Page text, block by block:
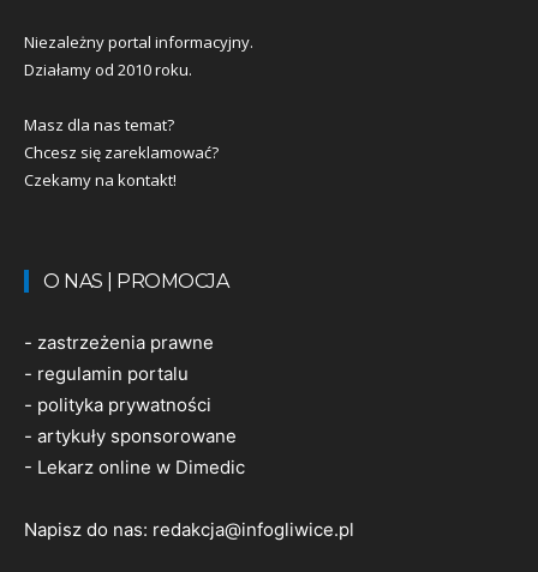
Niezależny portal informacyjny.
Działamy od 2010 roku.
Masz dla nas temat?
Chcesz się zareklamować?
Czekamy na kontakt!
O NAS | PROMOCJA
- zastrzeżenia prawne
- regulamin portalu
- polityka prywatności
- artykuły sponsorowane
- Lekarz online w Dimedic
Napisz do nas: redakcja@infogliwice.pl